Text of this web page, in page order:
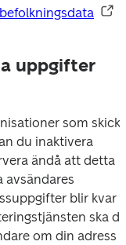
uppgifter
som
du inaktivera
ändå att detta
avsändares
blir kvar i
ska
om din adress